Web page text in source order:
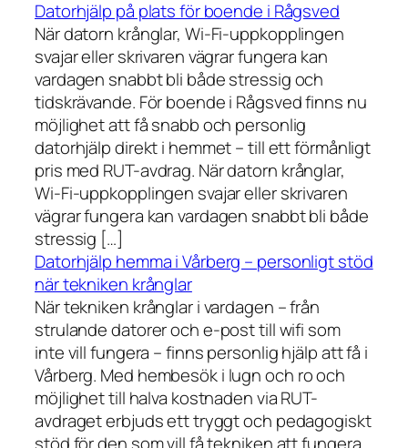
Datorhjälp på plats för boende i Rågsved
När datorn krånglar, Wi-Fi-uppkopplingen
svajar eller skrivaren vägrar fungera kan
vardagen snabbt bli både stressig och
tidskrävande. För boende i Rågsved finns nu
möjlighet att få snabb och personlig
datorhjälp direkt i hemmet – till ett förmånligt
pris med RUT-avdrag. När datorn krånglar,
Wi-Fi-uppkopplingen svajar eller skrivaren
vägrar fungera kan vardagen snabbt bli både
stressig […]
Datorhjälp hemma i Vårberg – personligt stöd
när tekniken krånglar
När tekniken krånglar i vardagen – från
strulande datorer och e-post till wifi som
inte vill fungera – finns personlig hjälp att få i
Vårberg. Med hembesök i lugn och ro och
möjlighet till halva kostnaden via RUT-
avdraget erbjuds ett tryggt och pedagogiskt